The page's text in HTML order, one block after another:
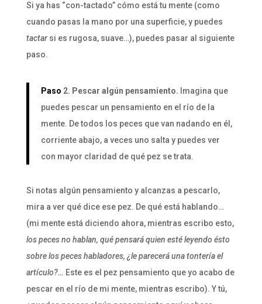
Si ya has “con-tactado” cómo está tu mente (como
cuando pasas la mano por una superficie, y puedes
tactarsi es rugosa, suave…), puedes pasar al siguiente
paso.
Paso 2. Pescar algún pensamiento. Imagina que
puedes pescar un pensamiento en el río de la
mente. De todos los peces que van nadando en él,
corriente abajo, a veces uno salta y puedes ver
con mayor claridad de qué pez se trata.
Si notas algún pensamiento y alcanzas a pescarlo,
mira a ver qué dice ese pez. De qué está hablando…
(mi mente está diciendo ahora, mientras escribo esto,
los peces no hablan, qué pensará quien esté leyendo ésto
sobre los peces habladores, ¿le parecerá una tontería el
artículo?… Este es el pez pensamiento que yo acabo de
pescar en el río de mi mente, mientras escribo). Y tú,